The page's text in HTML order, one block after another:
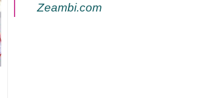
Zeambi.com